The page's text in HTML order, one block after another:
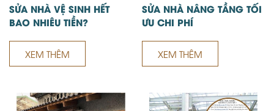
SỬA NHÀ VỆ SINH HẾT
BAO NHIÊU TIỀN?
XEM THÊM
SỬA NHÀ NÂNG TẦNG TỐI
ƯU CHI PHÍ
XEM THÊM